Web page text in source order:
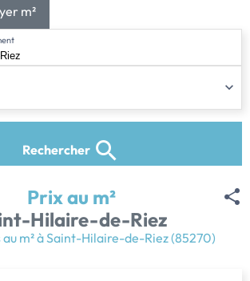
m²
Rechercher
Prix au m²
Hilaire-de-Riez
m² à Saint-Hilaire-de-Riez (85270)